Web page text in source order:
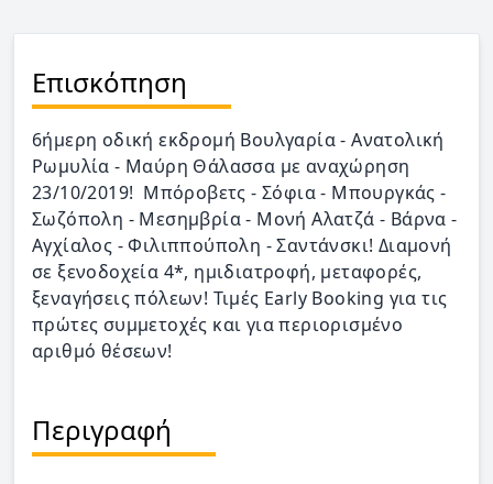
Επισκόπηση
6ήμερη οδική εκδρομή Βουλγαρία - Ανατολική
Ρωμυλία - Μαύρη Θάλασσα με αναχώρηση
23/10/2019! Μπόροβετς - Σόφια - Μπουργκάς -
Σωζόπολη - Μεσημβρία - Μονή Αλατζά - Βάρνα -
Αγχίαλος - Φιλιππούπολη - Σαντάνσκι! Διαμονή
σε ξενοδοχεία 4*, ημιδιατροφή, μεταφορές,
ξεναγήσεις πόλεων! Τιμές Early Booking για τις
πρώτες συμμετοχές και για περιορισμένο
αριθμό θέσεων!
Περιγραφή